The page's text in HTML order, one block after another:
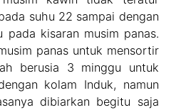
suhu 22 sampai dengan
pada kisaran musim panas.
panas untuk mensortir
berusia 3 minggu untuk
kolam Induk, namun
dibiarkan begitu saja